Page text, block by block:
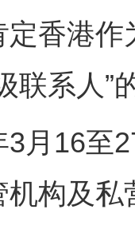
香港
联系人”
16至
构及